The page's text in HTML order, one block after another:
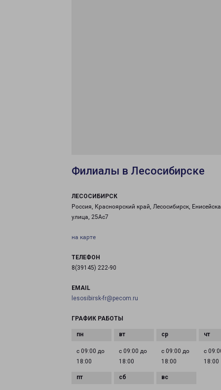
Филиалы в Лесосибирске
ЛЕСОСИБИРСК
Россия, Красноярский край, Лесосибирск,
улица, 25Ас7
на карте
ТЕЛЕФОН
8(39145) 222-90
EMAIL
lesosibirsk-fr@pecom.ru
ГРАФИК РАБОТЫ
с 09:00 до
18:00
с 09:00 до
18:00
с 09:00 до
18:00
с
18:00